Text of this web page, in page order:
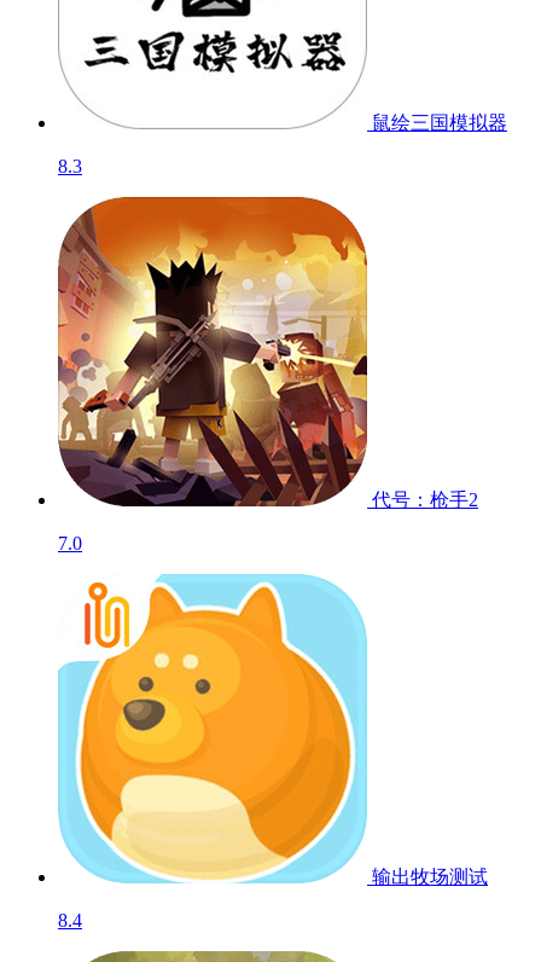
鼠绘三国模拟器
8.3
代号：枪手2
7.0
输出牧场测试
8.4